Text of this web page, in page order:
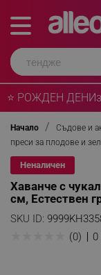
⭐ РОЖДЕН ДЕН
Начало Съдове и
преси за плодове и
Неналичен
Хаванче с
см, Естествен
SKU ID:
(0) 0